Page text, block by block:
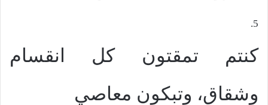
5.
كنتم تمقتون كل انقسام
وشقاق، وتبكون معاصي